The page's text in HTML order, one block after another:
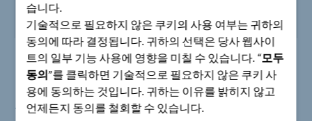
습니다.
기술적으로 필요하지 않은 쿠키의 사용 여부는 귀하의
동의에 따라 결정됩니다. 귀하의 선택은 당사 웹사이
트의 일부 기능 사용에 영향을 미칠 수 있습니다. “모두
동의”를 클릭하면 기술적으로 필요하지 않은 쿠키 사
용에 동의하는 것입니다. 귀하는 이유를 밝히지 않고
언제든지 동의를 철회할 수 있습니다.
장점